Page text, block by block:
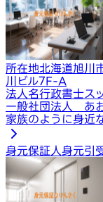
所在地北海道旭川
川ビル7F-A
法人名行政書士ス
一般社団法人 あ
家族のように身近
身元保証人身元引